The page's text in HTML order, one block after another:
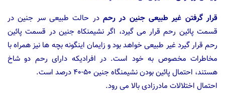
قرار گرفتن غیر طبیعی جنین در رحم در حالت طبیعی سر جنین در
قسمت پائین رحم قرار می گیرد، اگر نشیمنکاه جنین در قسمت پائین
رحم قرار گیرد غیر طبیعی خواهد بود و زایمان اینگونه بچه ها نیز همراه با
مخاطرات مخصوص به خود است. در افرادیکه دارای رحم دو شاخ
هستند، احتمال پائین بودن نشیمنگاه جنین ۵۰-۴۰ درصد است.
احتمال اختلالات مادرزادی بالا می رود.